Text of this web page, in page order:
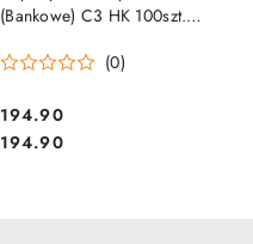
(Bankowe) C3 HK 100szt.
(0)
Cena:
194.90
Cena:
194.90